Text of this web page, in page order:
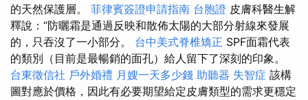
的天然保護層。 菲律賓簽證申請指南 台胞證 皮膚科醫生解
釋說：“防曬霜是通過反映和散佈太陽的大部分射線來發展
的，只吞沒了一小部分。 台中美式脊椎矯正 SPF面霜代表
的類別（目前是最暢銷的面孔）給人留下了深刻的印象。
台東徵信社 戶外婚禮 月嫂一天多少錢 助聽器 失智症 該構
圖對應於價格，因此有必要期望給定皮膚類型的需求更穩定